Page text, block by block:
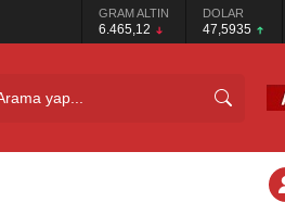
GRAM ALTIN
6.465,12
DOLAR
47,5935